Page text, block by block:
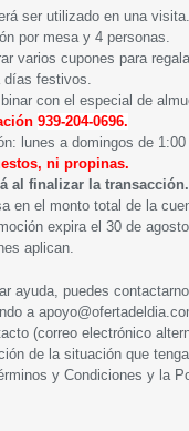
ser utilizado en una visita.
por mesa y 4 personas.
varios cupones para
festivos.
con el especial de
939-204-0696.
lunes a domingos de 1:00
ni propinas.
al finalizar la transacción.
en el monto total de la
expira el 30 de agosto
aplican.
ayuda, puedes
a
(correo electrónico
de la situación que
y Condiciones y la